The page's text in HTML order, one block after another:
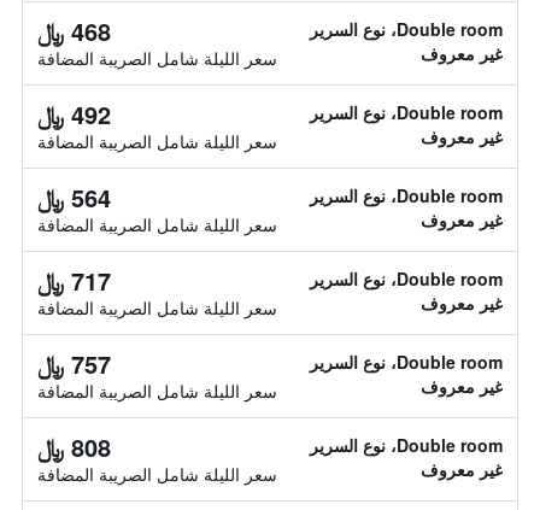
Double room، نوع السرير
غير معروف
468 ﷼
سعر الليلة شامل الصريبة المضافة
Double room، نوع السرير
غير معروف
492 ﷼
سعر الليلة شامل الصريبة المضافة
Double room، نوع السرير
غير معروف
564 ﷼
سعر الليلة شامل الصريبة المضافة
Double room، نوع السرير
غير معروف
717 ﷼
سعر الليلة شامل الصريبة المضافة
Double room، نوع السرير
غير معروف
757 ﷼
سعر الليلة شامل الصريبة المضافة
Double room، نوع السرير
غير معروف
808 ﷼
سعر الليلة شامل الصريبة المضافة